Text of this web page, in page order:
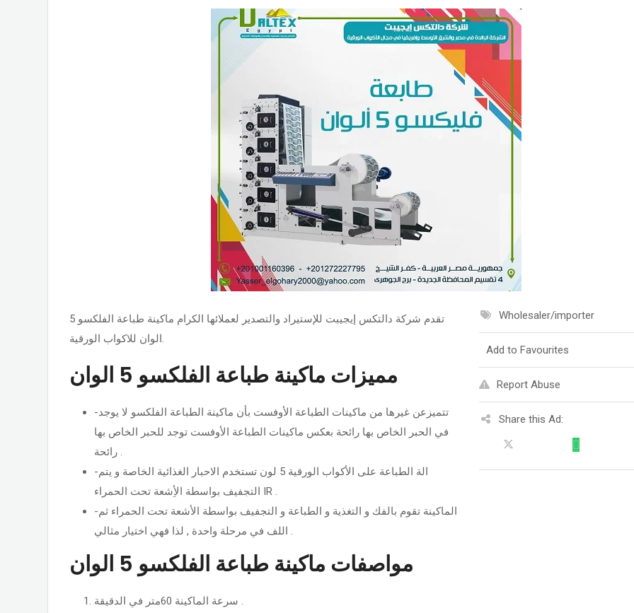
تقدم شركة دالتكس إيجيبت للإستيراد والتصدير لعملائها الكرام ماكينة طباعة الفلكسو 5
الوان للاكواب الورقية.
مميزات ماكينة طباعة الفلكسو 5 الوان
-تتميزعن غيرها من ماكينات الطباعة الأوفست بأن ماكينة الطباعة الفلكسو لا يوجد
في الحبر الخاص بها رائحة بعكس ماكينات الطباعة الأوفست توجد للحبر الخاص بها
رائحة .
-الة الطباعة على الأكواب الورقية 5 لون تستخدم الاحبار الغذائية الخاصة و يتم
التجفيف بواسطة الأِشعة تحت الحمراء IR .
-الماكينة تقوم بالفك و التغذية و الطباعة و التجفيف بواسطة الأشعة تحت الحمراء ثم
اللف في مرحلة واحدة , لذا فهي اختيار مثالي .
مواصفات ماكينة طباعة الفلكسو 5 الوان
سرعة الماكينة 60متر في الدقيقة .
Wholesaler/importer
Add to Favourites
Report Abuse
Share this Ad: